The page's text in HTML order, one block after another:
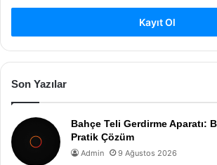
Kayıt Ol
Son Yazılar
Bahçe Teli Gerdirme Aparatı:
Pratik Çözüm
Admin 9 Ağustos 2026